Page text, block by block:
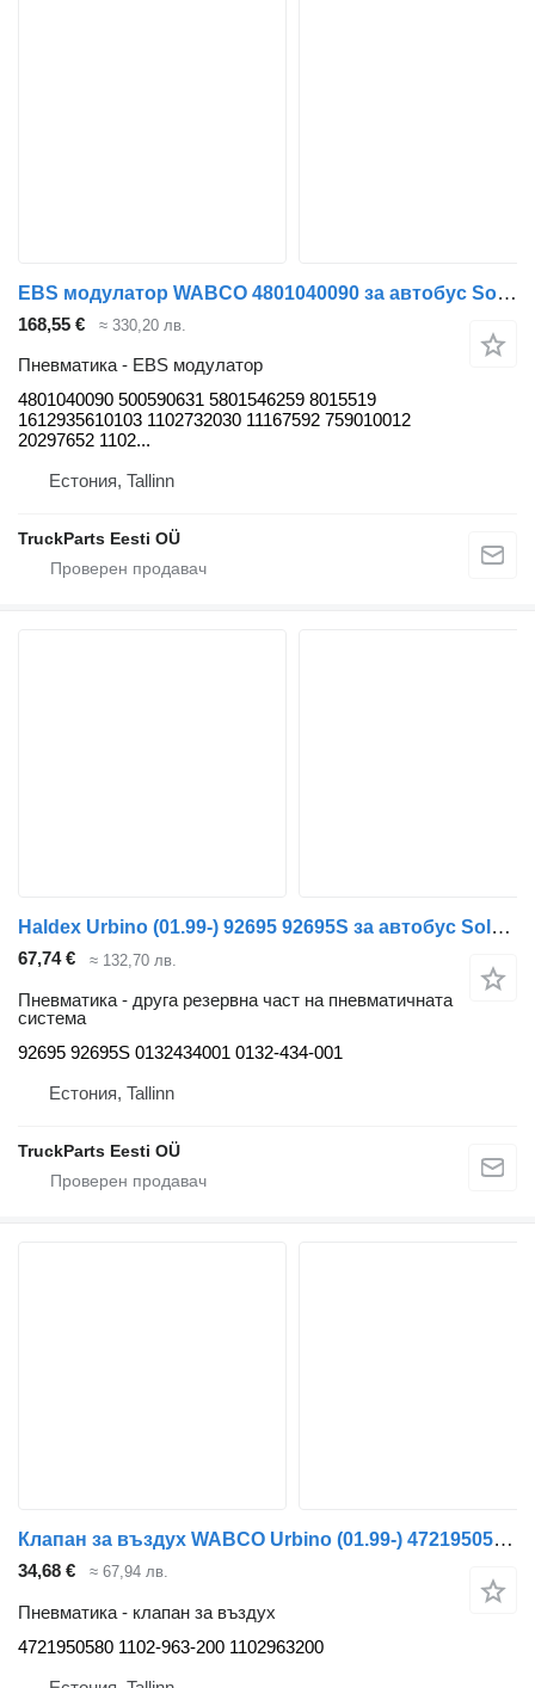
EBS модулатор WABCO 4801040090 за автобус Solaris Urbino, Alpino, Vacanza (1999-)
168,55 € ≈ 330,20 лв.
Пневматика - EBS модулатор
4801040090 500590631 5801546259 8015519
1612935610103 1102732030 11167592 759010012
20297652 1102...
Естония, Tallinn
TruckParts Eesti OÜ
Haldex Urbino (01.99-) 92695 92695S за автобус Solaris Urbino, Alpino, Vacanza (1999-)
67,74 € ≈ 132,70 лв.
Пневматика - друга резервна част на пневматичната
система
92695 92695S 0132434001 0132-434-001
Естония, Tallinn
TruckParts Eesti OÜ
Клапан за въздух WABCO Urbino (01.99-) 4721950580 за автобус Solaris Urbino, Alpino, Vacanza (1999-)
34,68 € ≈ 67,94 лв.
Пневматика - клапан за въздух
4721950580 1102-963-200 1102963200